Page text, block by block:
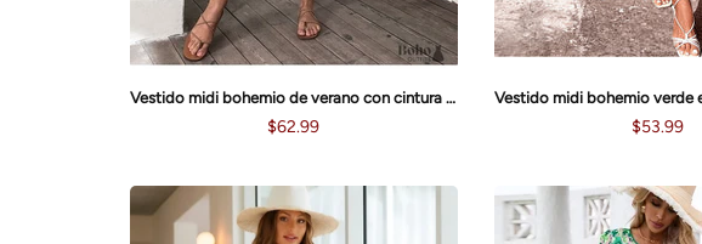
Vestido midi bohemio de verano con cintura alta y estampado floral Bella
$62.99 $53.99